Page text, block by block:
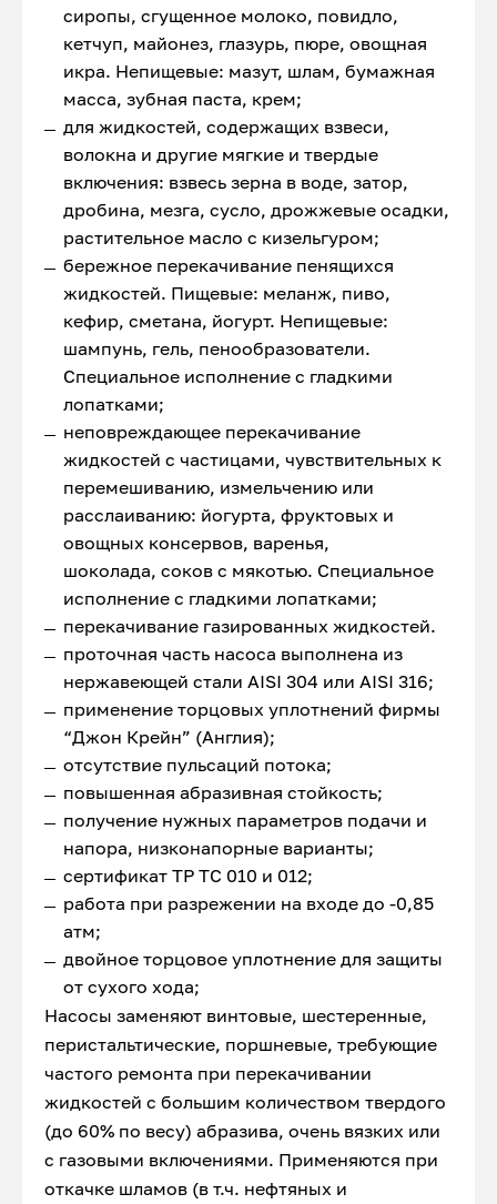
сиропы, сгущенное молоко, повидло,
кетчуп, майонез, глазурь, пюре, овощная
икра. Непищевые: мазут, шлам, бумажная
масса, зубная паста, крем;
для жидкостей, содержащих взвеси,
волокна и другие мягкие и твердые
включения: взвесь зерна в воде, затор,
дробина, мезга, сусло, дрожжевые осадки,
растительное масло с кизельгуром;
бережное перекачивание пенящихся
жидкостей. Пищевые: меланж, пиво,
кефир, сметана, йогурт. Непищевые:
шампунь, гель, пенообразователи.
Специальное исполнение с гладкими
лопатками;
неповреждающее перекачивание
жидкостей с частицами, чувствительных к
перемешиванию, измельчению или
расслаиванию: йогурта, фруктовых и
овощных консервов, варенья,
шоколада, соков с мякотью. Специальное
исполнение с гладкими лопатками;
перекачивание газированных жидкостей.
проточная часть насоса выполнена из
нержавеющей стали AISI 304 или AISI 316;
применение торцовых уплотнений фирмы
“Джон Крейн” (Англия);
отсутствие пульсаций потока;
повышенная абразивная стойкость;
получение нужных параметров подачи и
напора, низконапорные варианты;
сертификат ТР ТС 010 и 012;
работа при разрежении на входе до -0,85
атм;
двойное торцовое уплотнение для защиты
от сухого хода;
Насосы заменяют винтовые, шестеренные,
перистальтические, поршневые, требующие
частого ремонта при перекачивании
жидкостей с большим количеством твердого
(до 60% по весу) абразива, очень вязких или
с газовыми включениями. Применяются при
откачке шламов (в т.ч. нефтяных и